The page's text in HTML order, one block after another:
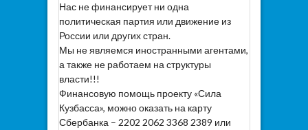
Нас не финансирует ни одна
политическая партия или движение из
России или других стран.
Мы не являемся иностранными агентами,
а также не работаем на структуры
власти!!!
Финансовую помощь проекту «Сила
Кузбасса», можно оказать на карту
Сбербанка – 2202 2062 3368 2389 или